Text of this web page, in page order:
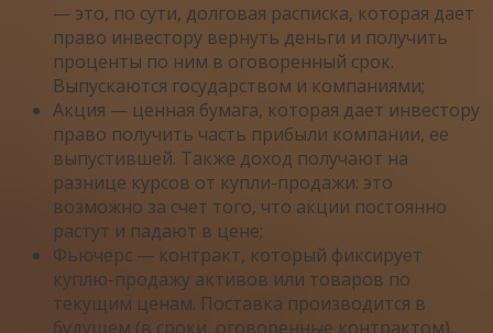
— это, по сути, долговая расписка, которая дает
право инвестору вернуть деньги и получить
проценты по ним в оговоренный срок.
Выпускаются государством и компаниями;
Акция — ценная бумага, которая дает инвестору
право получить часть прибыли компании, ее
выпустившей. Также доход получают на
разнице курсов от купли-продажи: это
возможно за счет того, что акции постоянно
растут и падают в цене;
Фьючерс — контракт, который фиксирует
куплю-продажу активов или товаров по
текущим ценам. Поставка производится в
будущем (в сроки, оговоренные контрактом).